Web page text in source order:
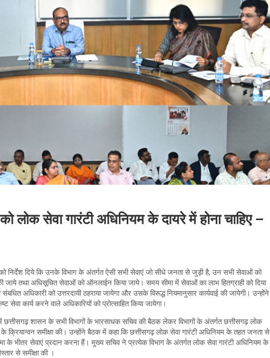
लोक सेवा गारंटी अधिनियम के दायरे में होना चाहिए –
को निर्देश दिये कि उनके विभाग के अंतर्गत ऐसी सभी सेवाएं जो सीधे जनता से जुड़ी है, उन सभी सेवाओं को
तथा अधिसूचित सेवाओं को ऑनलाईन किया जाये। समय सीमा में सेवाओं का लाभ हितग्राही को दिया
अधिकारी को उत्तरदायी ठहराया जायेगा और उसके विरूद्ध नियमानुसार कार्यवाई की जायेगी। उन्होंने
कार्य करने वाले अधिकारियों को प्रोत्साहित किया जायेगा।
शासन के सभी विभागों के भारसाधक सचिव की बैठक लेकर विभागों के अंतर्गत छत्तीसगढ़ लोक
क्रियान्वन समीक्षा की। उन्होंने बैठक में कहा कि छत्तीसगढ़ लोक सेवा गारंटी अधिनियम के तहत जनता से
के भीतर सेवाएं प्रदान करना हैं। मुख्य सचिव ने प्रत्येक विभाग के अंतर्गत लोक सेवा गारंटी अधिनियम के
से समीक्षा की ।